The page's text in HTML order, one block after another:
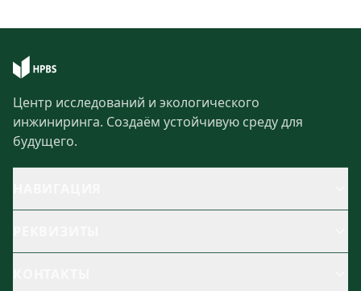
Центр исследований и экологического
инжиниринга. Создаём устойчивую среду для
будущего.